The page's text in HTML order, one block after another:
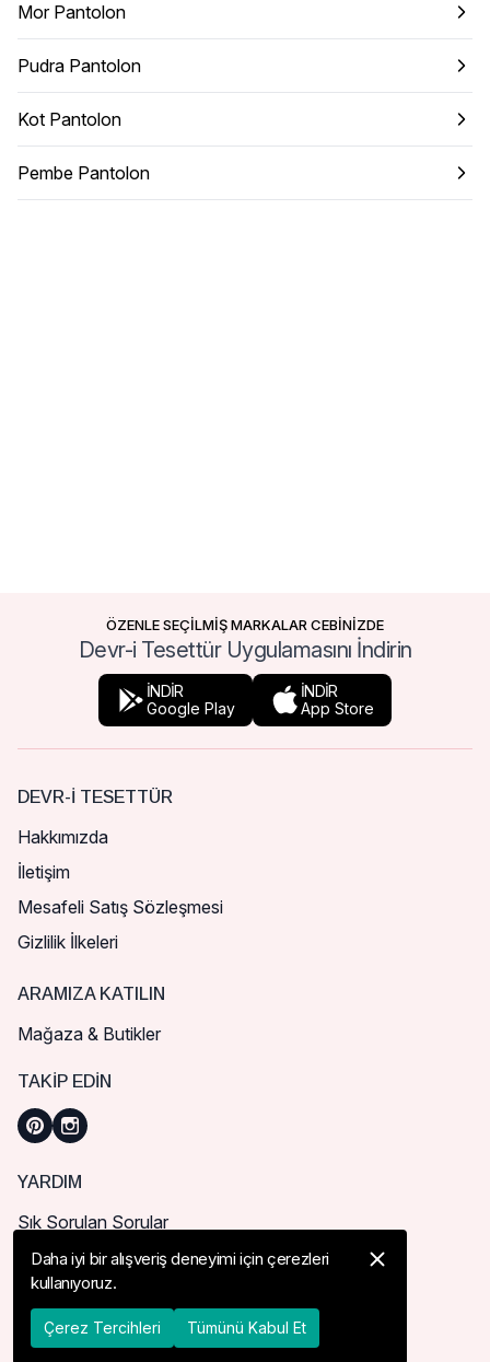
Mor Pantolon
Pudra Pantolon
Kot Pantolon
Pembe Pantolon
ÖZENLE SEÇİLMİŞ MARKALAR CEBİNİZDE
Devr-i Tesettür Uygulamasını İndirin
İNDİR
Google Play
İNDİR
App Store
DEVR-I TESETTÜR
Hakkımızda
İletişim
Mesafeli Satış Sözleşmesi
Gizlilik İlkeleri
ARAMIZA KATILIN
Mağaza & Butikler
TAKIP EDIN
YARDIM
Sık Sorulan Sorular
Nasıl Sipariş Verebilirim?
Kargo ve Teslimat
İade, İptal ve Değişim
Daha iyi bir alışveriş deneyimi için çerezleri
kullanıyoruz.
Çerez Tercihleri Tümünü Kabul Et